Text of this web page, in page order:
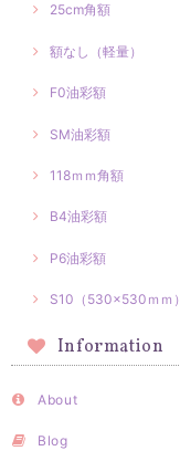
25cm角額
額なし（軽量）
F0油彩額
SM油彩額
118ｍｍ角額
B4油彩額
P6油彩額
S10（530×530ｍｍ）
Information
About
Blog